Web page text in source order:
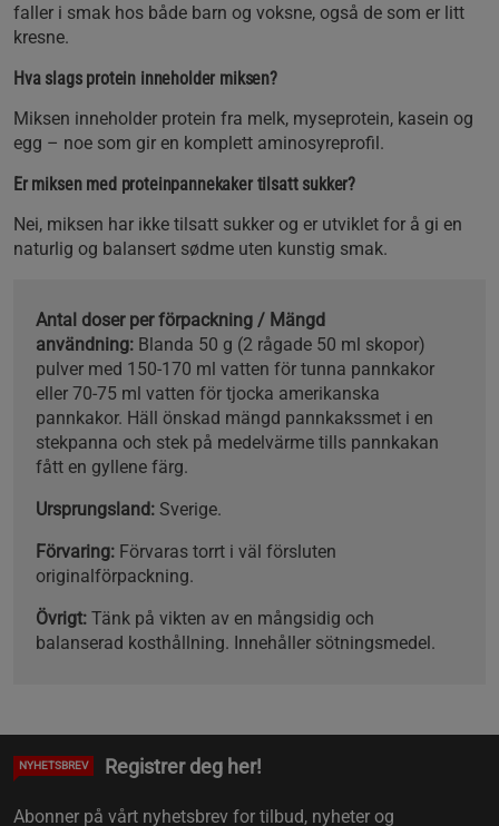
faller i smak hos både barn og voksne, også de som er litt
kresne.
Hva slags protein inneholder miksen?
Miksen inneholder protein fra melk, myseprotein, kasein og
egg – noe som gir en komplett aminosyreprofil.
Er miksen med proteinpannekaker tilsatt sukker?
Nei, miksen har ikke tilsatt sukker og er utviklet for å gi en
naturlig og balansert sødme uten kunstig smak.
Antal doser per förpackning / Mängd
användning: Blanda 50 g (2 rågade 50 ml skopor)
pulver med 150-170 ml vatten för tunna pannkakor
eller 70-75 ml vatten för tjocka amerikanska
pannkakor. Häll önskad mängd pannkakssmet i en
stekpanna och stek på medelvärme tills pannkakan
fått en gyllene färg.
Ursprungsland: Sverige.
Förvaring: Förvaras torrt i väl försluten
originalförpackning.
Övrigt: Tänk på vikten av en mångsidig och
balanserad kosthållning. Innehåller sötningsmedel.
NYHETSBREV Registrer deg her!
Abonner på vårt nyhetsbrev for tilbud, nyheter og